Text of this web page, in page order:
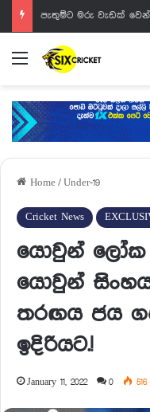
පැතුම්ට මරු වැඩක්
Menu
Home / Under-19
Cricket News
යොවුන් ලෝක
යොවුන්
තරඟය ජය
ඉදිරියට.!
January 11, 2022 0 516